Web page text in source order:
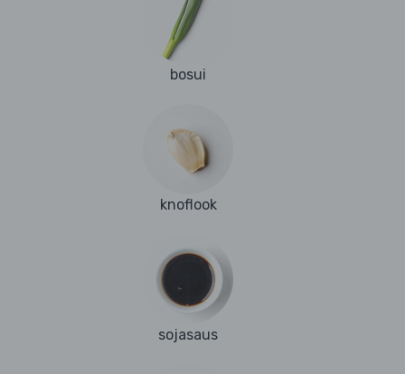
bosui
knoflook
sojasaus